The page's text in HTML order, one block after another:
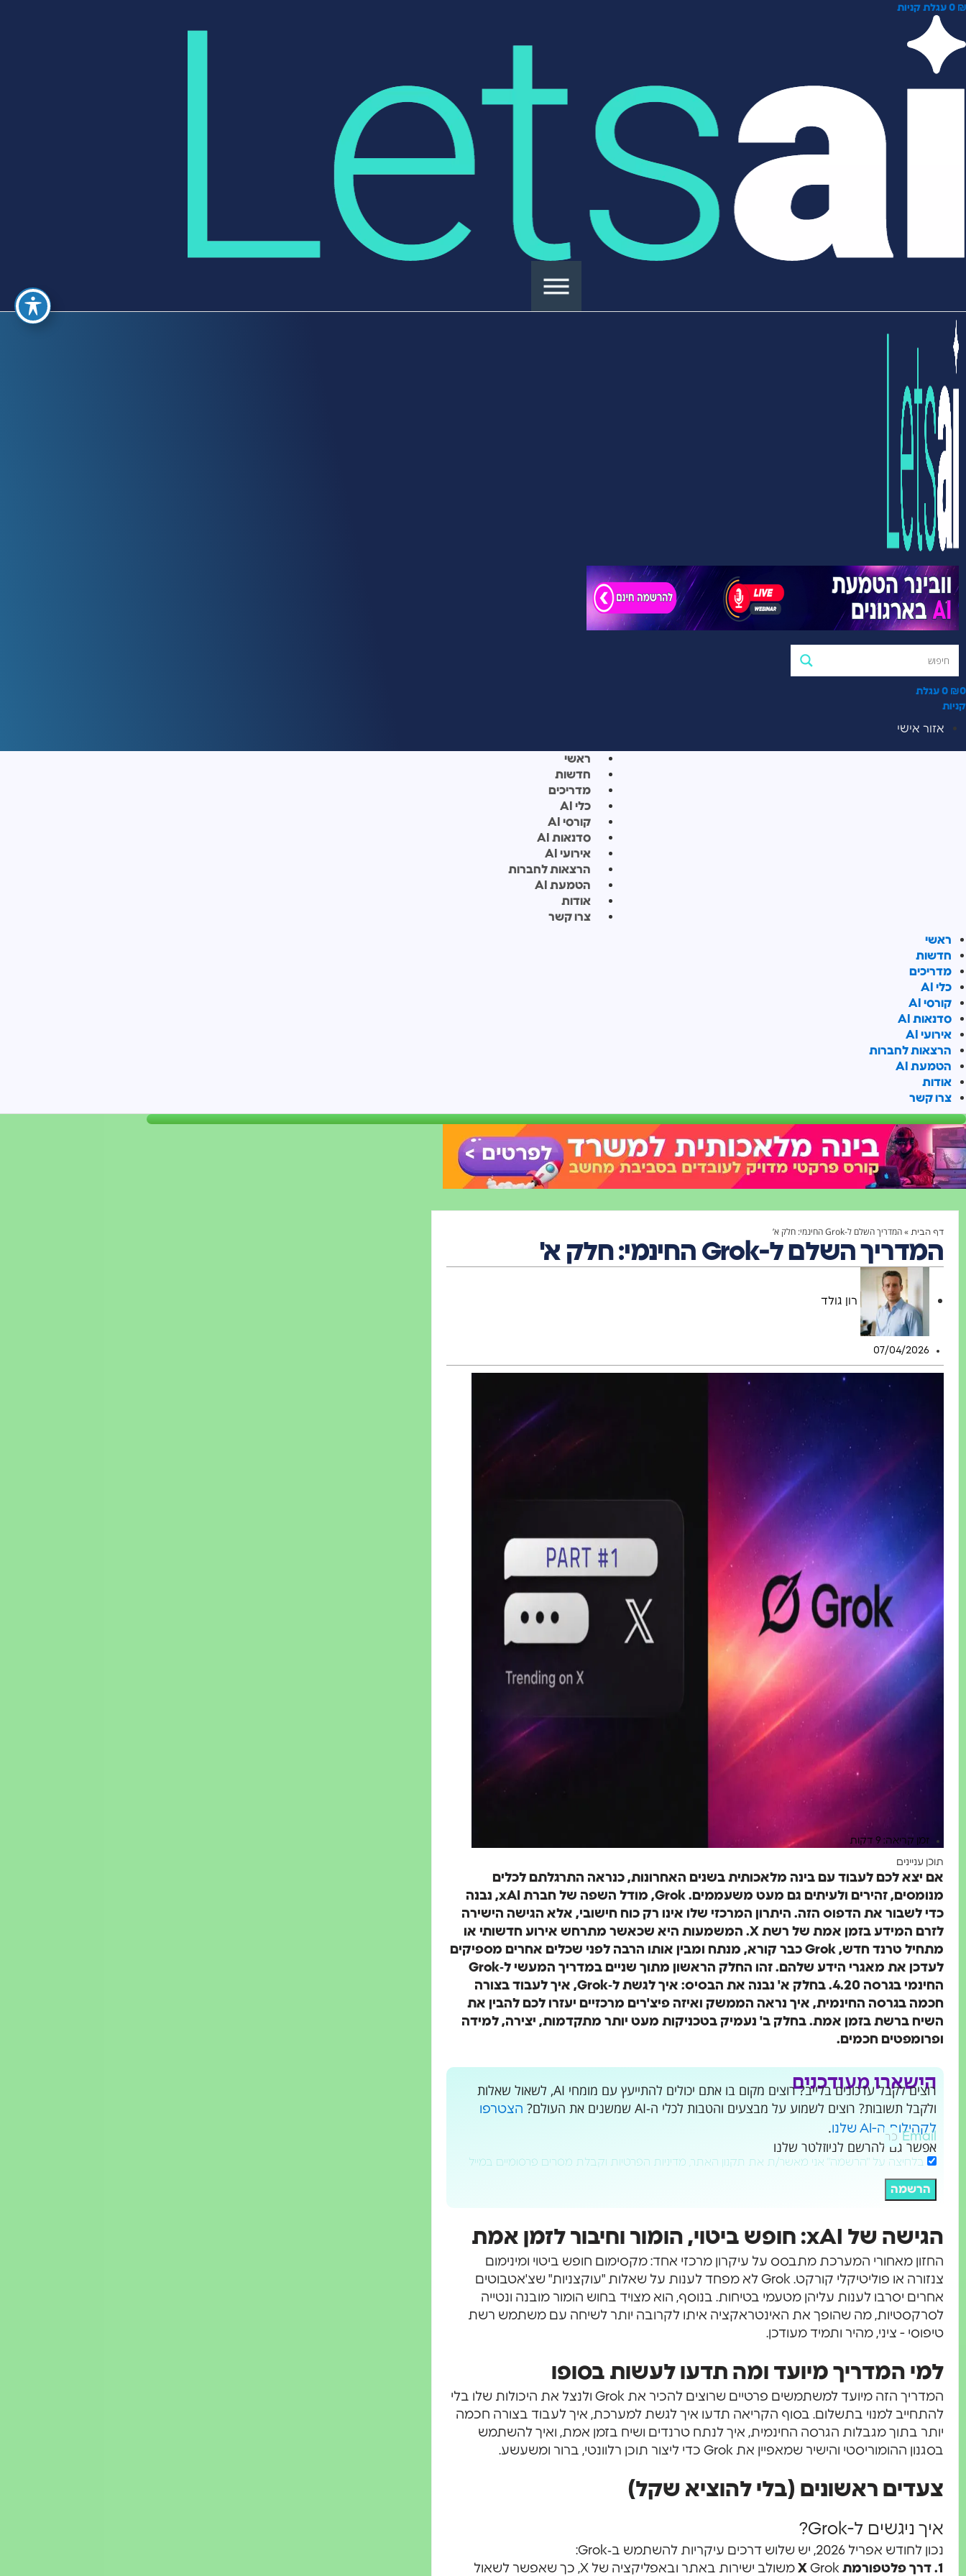
₪
0 עגלת קניות
₪0
0 עגלת
קניות
אזור אישי
ראשי
חדשות
מדריכים
כלי AI
קורסי AI
סדנאות AI
אירועי AI
הרצאות לחברות
הטמעת AI
אודות
צרו קשר
ראשי
חדשות
מדריכים
כלי AI
קורסי AI
סדנאות AI
אירועי AI
הרצאות לחברות
הטמעת AI
אודות
צרו קשר
דף הבית »המדריך השלם ל-Grok החינמי: חלק א’
המדריך השלם ל-Grok החינמי: חלק א'
רון גולד
07/04/2026
זמן קריאה: 9 דקות
תוכן עניינים
אם יצא לכם לעבוד עם בינה מלאכותית בשנים האחרונות, כנראה התרגלתם לכלים
מנומסים, זהירים ולעיתים גם מעט משעממים. Grok, מודל השפה של חברת xAI, נבנה
כדי לשבור את הדפוס הזה. היתרון המרכזי שלו אינו רק כוח חישובי, אלא הגישה הישירה
לזרם המידע בזמן אמת של רשת X. המשמעות היא שכאשר מתרחש אירוע חדשותי או
מתחיל טרנד חדש, Grok כבר קורא, מנתח ומבין אותו הרבה לפני שכלים אחרים מספיקים
לעדכן את מאגרי הידע שלהם. זהו החלק הראשון מתוך שניים במדריך המעשי ל‑Grok
החינמי בגרסה 4.20. בחלק א' נבנה את הבסיס: איך לגשת ל‑Grok, איך לעבוד בצורה
חכמה בגרסה החינמית, איך נראה הממשק ואיזה פיצ'רים מרכזיים יעזרו לכם להבין את
השיח ברשת בזמן אמת. בחלק ב' נעמיק בטכניקות מעט יותר מתקדמות, יצירה, למידה
ופרומפטים חכמים.
הישארו מעודכנים
רוצים לקבל עדכונים בלייב? רוצים מקום בו אתם יכולים להתייעץ עם מומחי AI, לשאול שאלות
ולקבל תשובות? רוצים לשמוע על מבצעים והטבות לכלי ה-AI שמשנים את העולם?
הצטרפו
לקהילות ה-AI שלנו
.
אפשר גם להרשם לניוזלטר שלנו
Email
בלחיצה על "הרשמה" אני מאשר/ת את תקנון האתר, מדיניות הפרטיות וקבלת מסרים פרסומיים במייל
הרשמה
הגישה של xAI: חופש ביטוי, הומור וחיבור לזמן אמת
החזון מאחורי המערכת מתבסס על עיקרון מרכזי אחד: מקסימום חופש ביטוי ומינימום
צנזורה או פוליטיקלי קורקט. Grok לא מפחד לענות על שאלות "עוקצניות" שצ'אטבוטים
אחרים יסרבו לענות עליהן מטעמי בטיחות. בנוסף, הוא מצויד בחוש הומור מובנה ונטייה
לסרקסטיות, מה שהופך את האינטראקציה איתו לקרובה יותר לשיחה עם משתמש רשת
טיפוסי - ציני, מהיר ותמיד מעודכן.
למי המדריך מיועד ומה תדעו לעשות בסופו
המדריך הזה מיועד למשתמשים פרטיים שרוצים להכיר את Grok ולנצל את היכולות שלו בלי
להתחייב למנוי בתשלום. בסוף הקריאה תדעו איך לגשת למערכת, איך לעבוד בצורה חכמה
יותר בתוך מגבלות הגרסה החינמית, איך לנתח טרנדים ושיח בזמן אמת, ואיך להשתמש
בסגנון ההומוריסטי והישיר שמאפיין את Grok כדי ליצור תוכן רלוונטי, ברור ומשעשע.
צעדים ראשונים (בלי להוציא שקל)
איך ניגשים ל-Grok?
נכון לחודש אפריל 2026, יש שלוש דרכים עיקריות להשתמש ב‑Grok:
1. דרך פלטפורמת X
Grok משולב ישירות באתר ובאפליקציה של X, כך שאפשר לשאול